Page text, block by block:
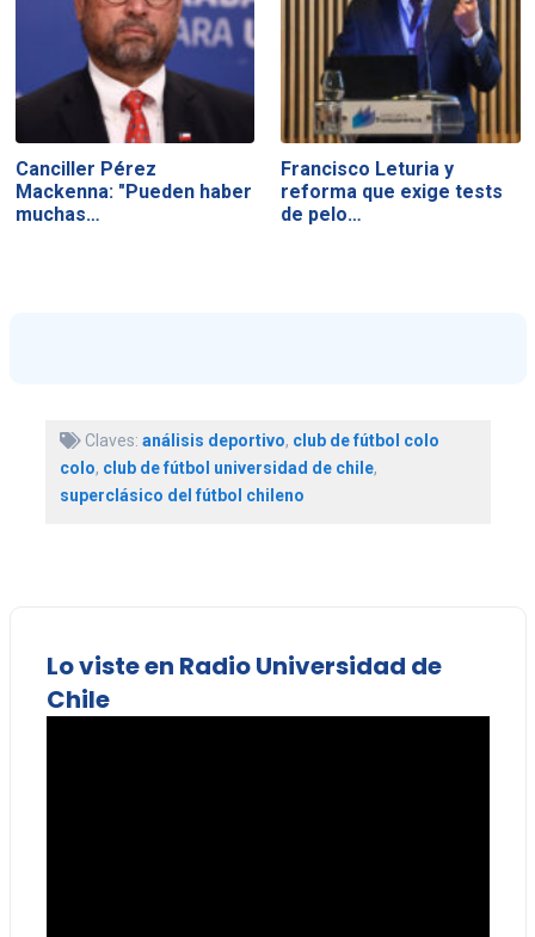
Canciller Pérez
Mackenna: "Pueden haber
muchas…
Francisco Leturia y
reforma que exige tests
de pelo…
Claves: análisis deportivo, club de fútbol colo
colo, club de fútbol universidad de chile,
superclásico del fútbol chileno
Lo viste en Radio Universidad de
Chile